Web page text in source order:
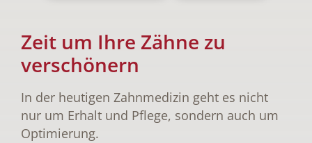
Zeit um Ihre Zähne zu
verschönern
In der heutigen Zahnmedizin geht es nicht
nur um Erhalt und Pflege, sondern auch um
Optimierung.